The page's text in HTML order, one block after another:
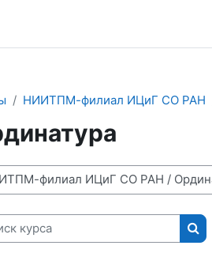
НИИТПМ-филиал ИЦиГ СО РАН
курса